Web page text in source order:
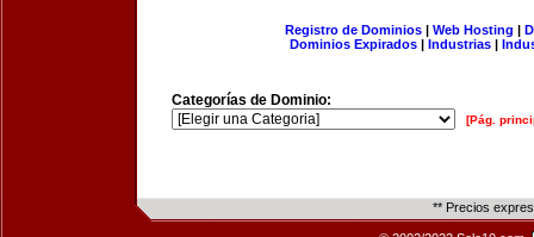
Registro de Dominios| Web Hosting |
Dominios Expirados | Industrias |
Categorías de Dominio:
[Pág.
** Precios